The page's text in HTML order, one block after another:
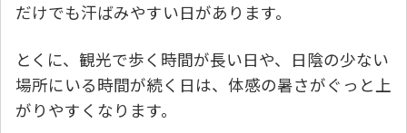
だけでも汗ばみやすい日があります。
とくに、観光で歩く時間が長い日や、日陰の少ない
場所にいる時間が続く日は、体感の暑さがぐっと上
がりやすくなります。